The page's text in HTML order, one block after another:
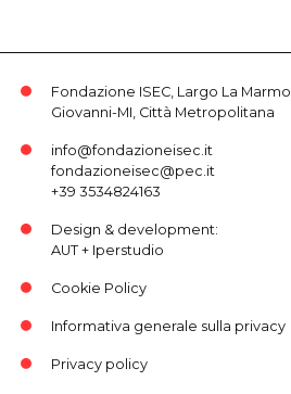
Fondazione ISEC, Largo La
Giovanni-MI, Città Metropolitana
info@fondazioneisec.it
fondazioneisec@pec.it
+39 3534824163
Design & development:
AUT+ Iperstudio
Cookie Policy
Informativa generale sulla privacy
Privacy policy